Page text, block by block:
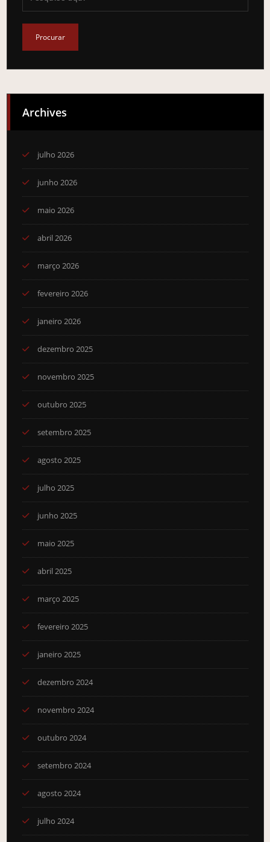
Archives
julho 2026
junho 2026
maio 2026
abril 2026
março 2026
fevereiro 2026
janeiro 2026
dezembro 2025
novembro 2025
outubro 2025
setembro 2025
agosto 2025
julho 2025
junho 2025
maio 2025
abril 2025
março 2025
fevereiro 2025
janeiro 2025
dezembro 2024
novembro 2024
outubro 2024
setembro 2024
agosto 2024
julho 2024